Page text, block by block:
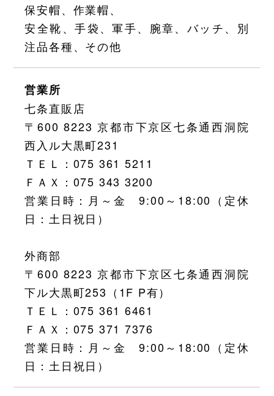
保安帽、作業帽、
安全靴、手袋、軍手、腕章、バッチ、別
注品各種、その他
営業所
七条直販店
〒600 8223 京都市下京区七条通西洞院
西入ル大黒町231
ＴＥＬ：075 361 5211
ＦＡＸ：075 343 3200
営業日時：月～金 9:00～18:00（定休
日：土日祝日）
外商部
〒600 8223 京都市下京区七条通西洞院
下ル大黒町253（1F P有）
ＴＥＬ：075 361 6461
ＦＡＸ：075 371 7376
営業日時：月～金 9:00～18:00（定休
日：土日祝日）